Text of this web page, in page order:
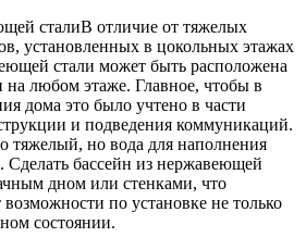
В отличие от тяжелых
установленных в цокольных этажах
стали может быть расположена
на любом этаже. Главное, чтобы в
дома это было учтено в части
и подведения коммуникаций.
тяжелый, но вода для наполнения
Сделать бассейн из нержавеющей
дном или стенками, что
возможности по установке не только
состоянии.